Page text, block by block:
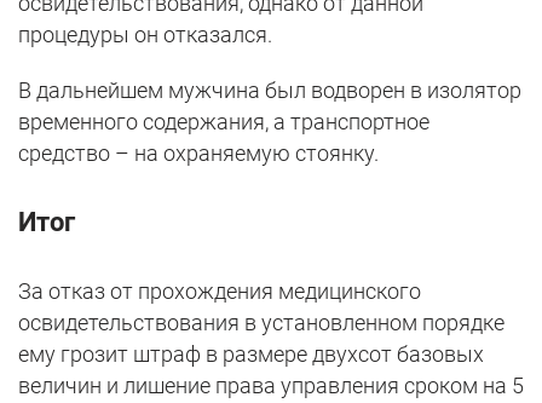
процедуры он отказался.
В дальнейшем мужчина был водворен в изолятор
временного содержания, а транспортное
средство – на охраняемую стоянку.
Итог
За отказ от прохождения медицинского
освидетельствования в установленном порядке
ему грозит штраф в размере двухсот базовых
величин и лишение права управления сроком на 5